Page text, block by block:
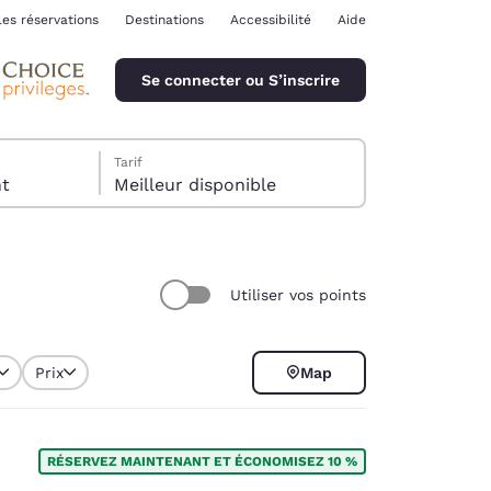
réservations Destinations Accessibilité Aide
Se connecter ou S’inscrire
Tarif
Meilleur disponible
Utiliser vos points
Prix Map
RÉSERVEZ MAINTENANT ET ÉCONOMISEZ 10 %